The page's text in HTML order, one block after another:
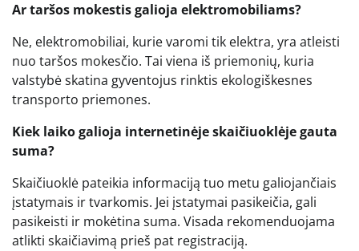
Ar taršos mokestis galioja elektromobiliams?
Ne, elektromobiliai, kurie varomi tik elektra, yra atleisti
nuo taršos mokesčio. Tai viena iš priemonių, kuria
valstybė skatina gyventojus rinktis ekologiškesnes
transporto priemones.
Kiek laiko galioja internetinėje skaičiuoklėje gauta
suma?
Skaičiuoklė pateikia informaciją tuo metu galiojančiais
įstatymais ir tvarkomis. Jei įstatymai pasikeičia, gali
pasikeisti ir mokėtina suma. Visada rekomenduojama
atlikti skaičiavimą prieš pat registraciją.